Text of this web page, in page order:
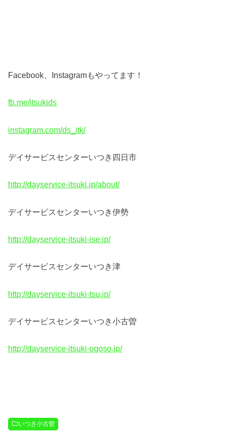
Facebook、Instagramもやってます！
fb.me/itsukids
instagram.com/ds_itk/
デイサービスセンターいつき四日市
http://dayservice-itsuki.jp/about/
デイサービスセンターいつき伊勢
http://dayservice-itsuki-ise.jp/
デイサービスセンターいつき津
http://dayservice-itsuki-tsu.jp/
デイサービスセンターいつき小古曽
http://dayservice-itsuki-ogoso.jp/
いつき小古曽